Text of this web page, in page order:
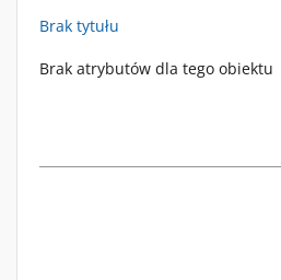
Brak tytułu
Brak atrybutów dla tego obiektu